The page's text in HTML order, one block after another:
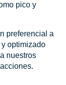
pico y
preferencial a
optimizado
nuestros